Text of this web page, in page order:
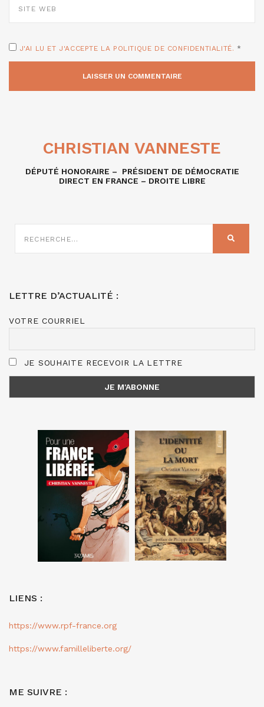
WEB
J'AI LU ET J'ACCEPTE LA POLITIQUE DE CONFIDENTIALITÉ. *
CHRISTIAN VANNESTE
DÉPUTÉ HONORAIRE – PRÉSIDENT DE DÉMOCRATIE
DIRECT EN FRANCE – DROITE LIBRE
SUR
LETTRE D’ACTUALITÉ :
VOTRE COURRIEL
JE SOUHAITE RECEVOIR LA LETTRE
LIENS :
https://www.rpf-france.org
https://www.familleliberte.org/
ME SUIVRE :